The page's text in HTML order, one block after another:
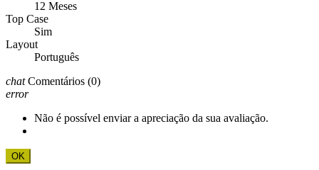
12 Meses
Top Case
Sim
Layout
Português
chat Comentários (0)
error
Não é possível enviar a apreciação da sua avaliação.
OK